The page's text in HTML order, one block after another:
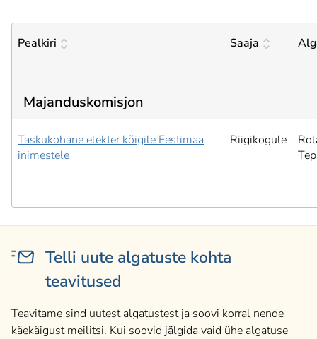
Pealkiri Saaja
Majanduskomisjon
Taskukohane elekter kõigile Eestimaa
inimestele
Riigikogule
Telli uute algatuste kohta
teavitused
Teavitame sind uutest algatustest ja soovi korral nende
käekäigust meilitsi. Kui soovid jälgida vaid ühe algatuse